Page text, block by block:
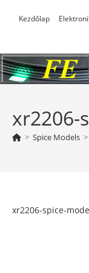
Kezdőlap
xr2206-
> Spice Models >
xr2206-spice-